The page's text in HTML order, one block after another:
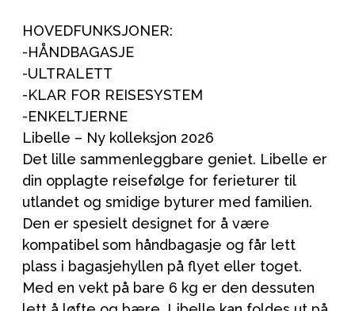
HOVEDFUNKSJONER:
-HÅNDBAGASJE
-ULTRALETT
-KLAR FOR REISESYSTEM
-ENKELTJERNE
Libelle – Ny kolleksjon 2026
Det lille sammenleggbare geniet. Libelle er
din opplagte reisefølge for ferieturer til
utlandet og smidige byturer med familien.
Den er spesielt designet for å være
kompatibel som håndbagasje og får lett
plass i bagasjehyllen på flyet eller toget.
Med en vekt på bare 6 kg er den dessuten